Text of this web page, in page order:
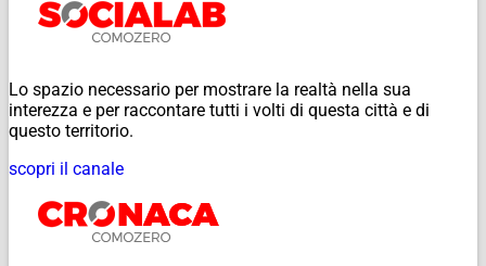
Lo spazio necessario per mostrare la realtà nella sua
interezza e per raccontare tutti i volti di questa città e di
questo territorio.
scopri il canale